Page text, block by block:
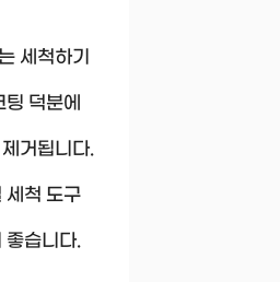
세척하기
덕분에
거됩니다.
세척 도구
좋습니다.